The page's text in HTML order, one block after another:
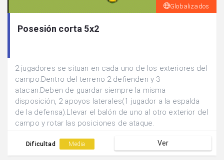
Globalizados
Posesión corta 5x2
2 jugadores se situan en cada uno de los exteriores del
campo.Dentro del terreno 2 defienden y 3
atacan.Deben de guardar siempre la misma
disposición, 2 apoyos laterales(1 jugador a la espalda
de la defensa).Llevar el balón de uno al otro exterior del
campo y rotar las posiciones de ataque.
Dificultad Media Ver